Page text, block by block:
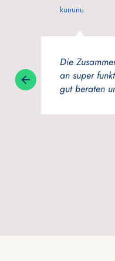
Die Zusammenarbeit
an super funktioniert. Ich
gut beraten und betreut.